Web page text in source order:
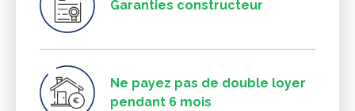
Garanties constructeur
Ne payez pas de double loyer
pendant 6 mois